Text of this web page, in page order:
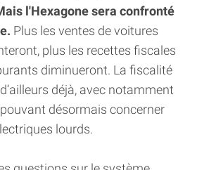
l'Hexagone sera confronté
Plus les ventes de voitures
plus les recettes fiscales
diminueront. La fiscalité
déjà, avec notamment
désormais concerner
lourds.